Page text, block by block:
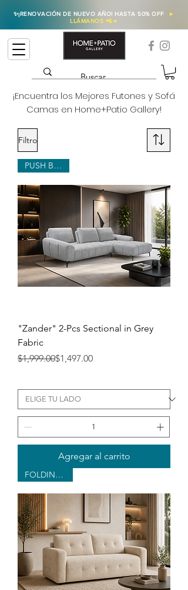
✨¡RENOVACIÓN DE NUEVO AÑO! HASTA 50% OFF
►
LLÁMANOS 📲◄
¡Encuentra los Mejores Futones y Sofá
Camas en Home+Patio Gallery!
Filtro
PUSH BACKS
"Zander" 2-Pcs Sectional in Grey
Fabric
Precio
$1,999.00
Precio de oferta
$1,497.00
Agregar al carrito
FOLDING BED